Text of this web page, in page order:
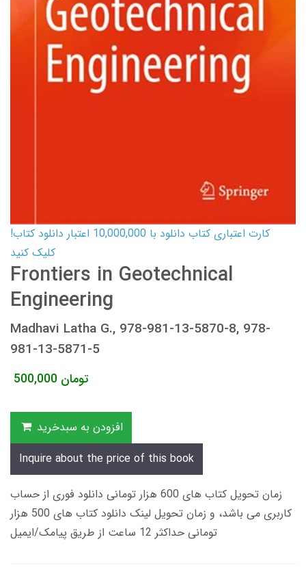
کارت اعتباری کتاب دانلود با 10,000,000 اعتبار دانلود کتاب!
کلیک کنید
Frontiers in Geotechnical
Engineering
Madhavi Latha G., 978-981-13-5870-8, 978-
981-13-5871-5
500,000 تومان
افزودن به سبدخرید
Inquire about the price of this book
زمان تحویل کتاب های 600 هزار تومانی دانلود فوری از حساب
کاربری می باشد، و زمان تحویل لینک دانلود کتاب های 500 هزار
تومانی حداکثر 12 ساعت از طریق پیامک/ایمیل